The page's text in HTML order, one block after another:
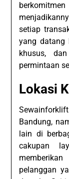
setiap
yang datang
khusus,
permintaan
Lokasi
Bandung,
lain di
cakupan
pelanggan